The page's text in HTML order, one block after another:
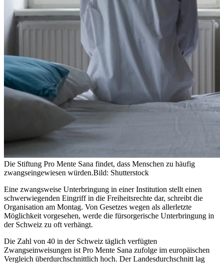
Die Stiftung Pro Mente Sana findet, dass Menschen zu häufig
zwangseingewiesen würden.Bild: Shutterstock
Eine zwangsweise Unterbringung in einer Institution stellt einen
schwerwiegenden Eingriff in die Freiheitsrechte dar, schreibt die
Organisation am Montag. Von Gesetzes wegen als allerletzte
Möglichkeit vorgesehen, werde die fürsorgerische Unterbringung in
der Schweiz zu oft verhängt.
Die Zahl von 40 in der Schweiz täglich verfügten
Zwangseinweisungen ist Pro Mente Sana zufolge im europäischen
Vergleich überdurchschnittlich hoch. Der Landesdurchschnitt lag